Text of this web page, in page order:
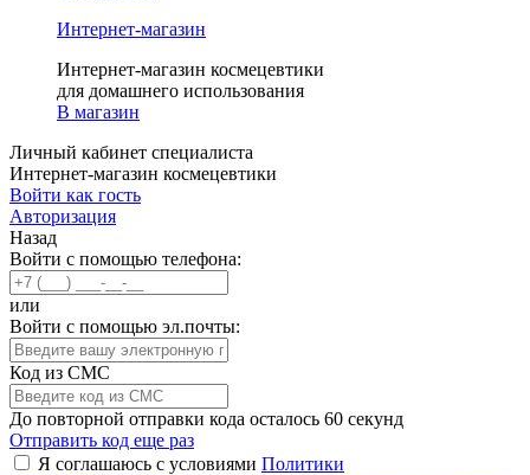
Интернет-магазин
Интернет-магазин космецевтики
для домашнего использования
В магазин
Личный кабинет специалиста
Интернет-магазин космецевтики
Войти как гость
Авторизация
Назад
Войти с помощью телефона:
или
Войти с помощью эл.почты:
Код из СМС
До повторной отправки кода осталось 60 секунд
Отправить код еще раз
Я соглашаюсь с условиями Политики